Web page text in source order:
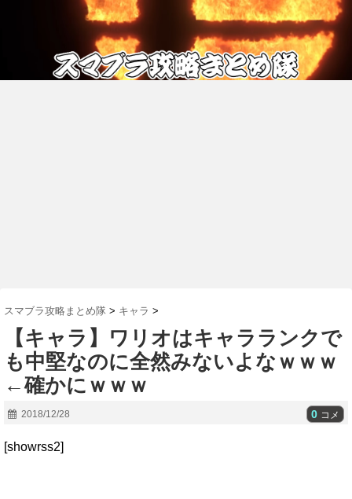
スマブラ攻略まとめ隊 > キャラ >
【キャラ】ワリオはキャラランクで
も中堅なのに全然みないよなｗｗｗ
←確かにｗｗｗ
2018/12/28 0 コメ
[showrss2]